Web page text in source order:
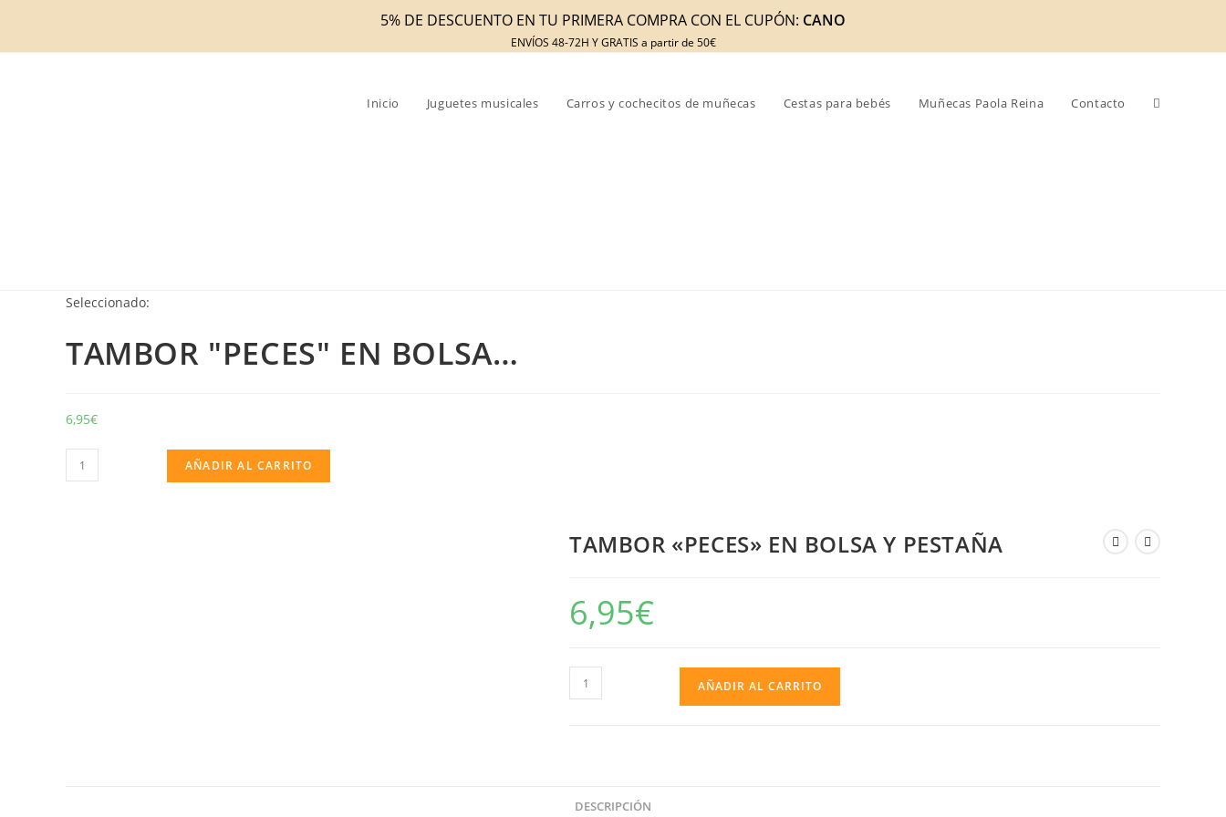
contenido
5% DE DESCUENTO EN TU PRIMERA COMPRA CON EL CUPÓN: CANO
ENVÍOS 48-72H Y GRATIS a partir de 50€
Inicio Juguetes musicales Carros y cochecitos de muñecas Cestas para bebés Muñecas Paola Reina Contacto
Seleccionado:
TAMBOR "PECES" EN BOLSA…
6,95€
TAMBOR
"PECES"
AÑADIR AL CARRITO
TAMBOR «PECES» EN BOLSA Y PESTAÑA
6,95€
TAMBOR
"PECES"
AÑADIR AL CARRITO
DESCRIPCIÓN